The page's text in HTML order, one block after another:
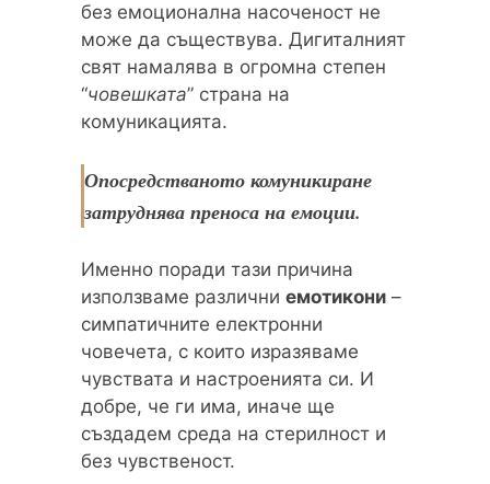
без емоционална насоченост не
може да съществува. Дигиталният
свят намалява в огромна степен
“човешката” страна на
комуникацията.
Опосредстваното комуникиране
затруднява преноса на емоции.
Именно поради тази причина
използваме различни емотикони –
симпатичните електронни
човечета, с които изразяваме
чувствата и настроенията си. И
добре, че ги има, иначе ще
създадем среда на стерилност и
без чувственост.